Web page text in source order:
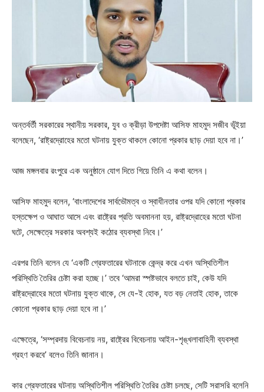
অন্তর্বর্তী সরকারের স্থানীয় সরকার, যুব ও ক্রীড়া উপদেষ্টা আসিফ মাহমুদ সজীব ভূঁইয়া
বলেছেন, ‘রাষ্ট্রদ্রোহের মতো ঘটনায় যুক্ত থাকলে কোনো প্রকার ছাড় দেয়া হবে না।’
আজ মঙ্গলবার রংপুরে এক অনুষ্ঠানে যোগ দিতে গিয়ে তিনি এ কথা বলেন।
আসিফ মাহমুদ বলেন, ‘বাংলাদেশের সার্বভৌমত্ব ও স্বাধীনতার ওপর যদি কোনো প্রকার
হস্তক্ষেপ ও আঘাত আসে এবং রাষ্ট্রের প্রতি অবমাননা হয়, রাষ্ট্রদ্রোহের মতো ঘটনা
ঘটে, সেক্ষেত্রে সরকার অবশ্যই কঠোর ব্যবস্থা নিবে।’
এরপর তিনি বলেন যে ‘একটি গ্রেফতারের ঘটনাকে কেন্দ্র করে এখন অস্থিতিশীল
পরিস্থিতি তৈরির চেষ্টা করা হচ্ছে।’ তবে ‘আমরা স্পষ্টভাবে বলতে চাই, কেউ যদি
রাষ্ট্রদ্রোহের মতো ঘটনায় যুক্ত থাকে, সে যে-ই হোক, যত বড় নেতাই হোক, তাকে
কোনো প্রকার ছাড় দেয়া হবে না।’
এক্ষেত্রে, ‘সম্প্রদায় বিবেচনায় নয়, রাষ্ট্রের বিবেচনায় আইন-শৃঙ্খলাবাহিনী ব্যবস্থা
গ্রহণ করবে’ বলেও তিনি জানান।
কার গ্রেফতারের ঘটনায় অস্থিতিশীল পরিস্থিতি তৈরির চেষ্টা চলছে, সেটি সরাসরি বলেনি